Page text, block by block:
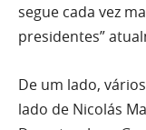
segue cada vez
presidentes”
De um lado,
lado de Nicolás